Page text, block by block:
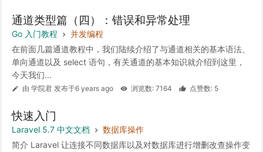
通道类型篇（四）：错误和异常处理
Go 入门教程
并发编程
在前面几篇通道教程中，我们陆续介绍了与通道相关的基本语法、
单向通道以及 select 语句，有关通道的基本知识就介绍到这里，
今天我们...
由 学院君 发布于6 years ago 浏览数: 7164 点赞数: 5
快速入门
Laravel 5.7 中文文档
数据库操作
简介 Laravel 让连接不同数据库以及对数据库进行增删改查操作变